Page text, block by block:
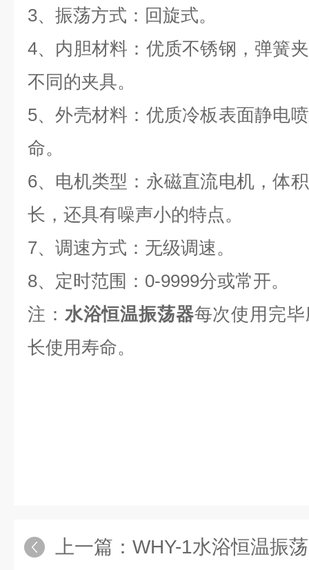
3、振荡方式：回旋式。
4、内胆材料：优质不锈钢，弹簧
不同的夹具。
5、外壳材料：优质冷板表面静电
命。
6、电机类型：永磁直流电机，体
长，还具有噪声小的特点。
7、调速方式：无级调速。
8、定时范围：0-9999分或常开。
注： 水浴恒温振荡器每次使用完
长使用寿命。
上一篇： WHY-1水浴恒温振